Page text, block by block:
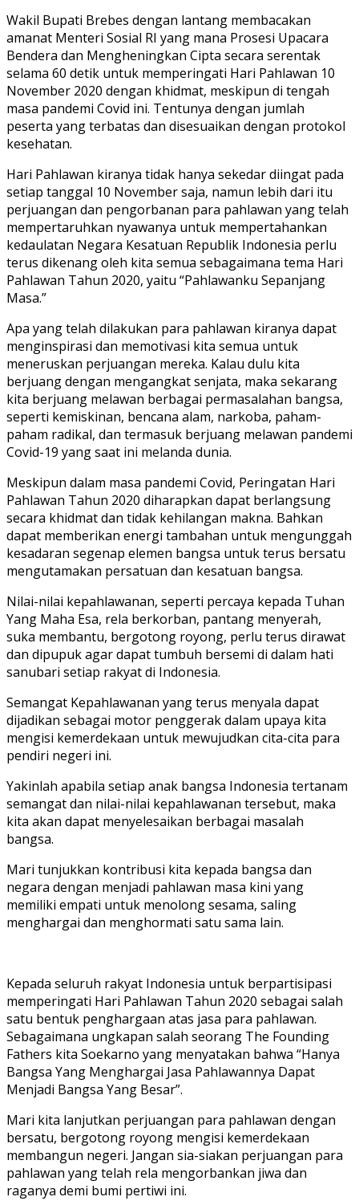
Wakil Bupati Brebes dengan lantang membacakan
amanat Menteri Sosial RI yang mana Prosesi Upacara
Bendera dan Mengheningkan Cipta secara serentak
selama 60 detik untuk memperingati Hari Pahlawan 10
November 2020 dengan khidmat, meskipun di tengah
masa pandemi Covid ini. Tentunya dengan jumlah
peserta yang terbatas dan disesuaikan dengan protokol
kesehatan.
Hari Pahlawan kiranya tidak hanya sekedar diingat pada
setiap tanggal 10 November saja, namun lebih dari itu
perjuangan dan pengorbanan para pahlawan yang telah
mempertaruhkan nyawanya untuk mempertahankan
kedaulatan Negara Kesatuan Republik Indonesia perlu
terus dikenang oleh kita semua sebagaimana tema Hari
Pahlawan Tahun 2020, yaitu “Pahlawanku Sepanjang
Masa.”
Apa yang telah dilakukan para pahlawan kiranya dapat
menginspirasi dan memotivasi kita semua untuk
meneruskan perjuangan mereka. Kalau dulu kita
berjuang dengan mengangkat senjata, maka sekarang
kita berjuang melawan berbagai permasalahan bangsa,
seperti kemiskinan, bencana alam, narkoba, paham-
paham radikal, dan termasuk berjuang melawan pandemi
Covid-19 yang saat ini melanda dunia.
Meskipun dalam masa pandemi Covid, Peringatan Hari
Pahlawan Tahun 2020 diharapkan dapat berlangsung
secara khidmat dan tidak kehilangan makna. Bahkan
dapat memberikan energi tambahan untuk mengunggah
kesadaran segenap elemen bangsa untuk terus bersatu
mengutamakan persatuan dan kesatuan bangsa.
Nilai-nilai kepahlawanan, seperti percaya kepada Tuhan
Yang Maha Esa, rela berkorban, pantang menyerah,
suka membantu, bergotong royong, perlu terus dirawat
dan dipupuk agar dapat tumbuh bersemi di dalam hati
sanubari setiap rakyat di Indonesia.
Semangat Kepahlawanan yang terus menyala dapat
dijadikan sebagai motor penggerak dalam upaya kita
mengisi kemerdekaan untuk mewujudkan cita-cita para
pendiri negeri ini.
Yakinlah apabila setiap anak bangsa Indonesia tertanam
semangat dan nilai-nilai kepahlawanan tersebut, maka
kita akan dapat menyelesaikan berbagai masalah
bangsa.
Mari tunjukkan kontribusi kita kepada bangsa dan
negara dengan menjadi pahlawan masa kini yang
memiliki empati untuk menolong sesama, saling
menghargai dan menghormati satu sama lain.
Kepada seluruh rakyat Indonesia untuk berpartisipasi
memperingati Hari Pahlawan Tahun 2020 sebagai salah
satu bentuk penghargaan atas jasa para pahlawan.
Sebagaimana ungkapan salah seorang The Founding
Fathers kita Soekarno yang menyatakan bahwa “Hanya
Bangsa Yang Menghargai Jasa Pahlawannya Dapat
Menjadi Bangsa Yang Besar”.
Mari kita lanjutkan perjuangan para pahlawan dengan
bersatu, bergotong royong mengisi kemerdekaan
membangun negeri. Jangan sia-siakan perjuangan para
pahlawan yang telah rela mengorbankan jiwa dan
raganya demi bumi pertiwi ini.